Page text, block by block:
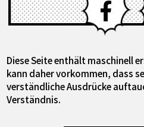
Diese Seite enthält maschinell
kann daher vorkommen, dass
verständliche Ausdrücke
Verständnis.